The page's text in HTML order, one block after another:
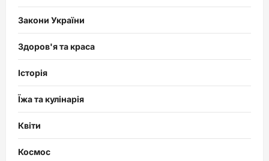
Закони України
Здоров'я та краса
Історія
Їжа та кулінарія
Квіти
Космос